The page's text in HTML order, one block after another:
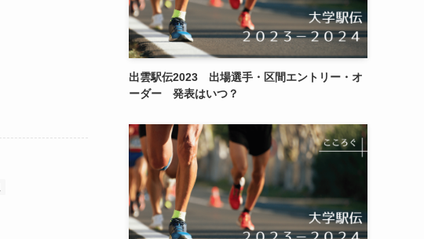
出雲駅伝2023 出場選手・区間エントリー・オ
ーダー 発表はいつ？